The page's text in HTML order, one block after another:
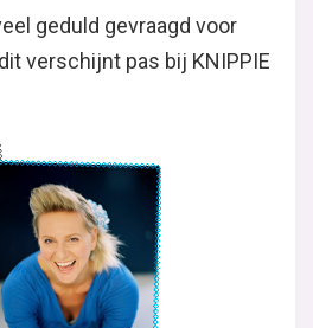
geduld gevraagd voor
verschijnt pas bij KNIPPIE